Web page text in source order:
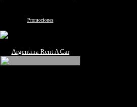
Promociones
Argentina Rent A Car